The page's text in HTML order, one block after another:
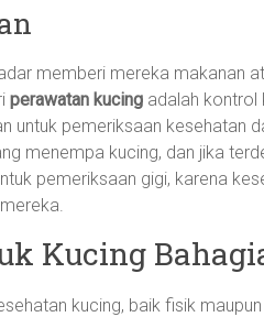
memberi mereka makanan
perawatan kucing adalah kontrol
untuk pemeriksaan kesehatan
menempa kucing, dan jika
pemeriksaan gigi, karena
Kucing
kucing, baik fisik